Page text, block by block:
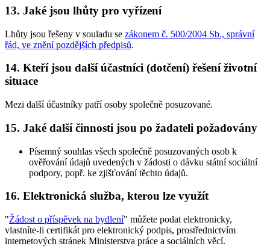
13. Jaké jsou lhůty pro vyřízení
Lhůty jsou řešeny v souladu se zákonem č. 500/2004 Sb., správní
řád, ve znění pozdějších předpisů.
14. Kteří jsou další účastníci (dotčení) řešení životní
situace
Mezi další účastníky patří osoby společně posuzované.
15. Jaké další činnosti jsou po žadateli požadovány
Písemný souhlas všech společně posuzovaných osob k
ověřování údajů uvedených v žádosti o dávku státní sociální
podpory, popř. ke zjišťování těchto údajů.
16. Elektronická služba, kterou lze využít
"Žádost o příspěvek na bydlení" můžete podat elektronicky,
vlastníte-li certifikát pro elektronický podpis, prostřednictvím
internetových stránek Ministerstva práce a sociálních věcí.